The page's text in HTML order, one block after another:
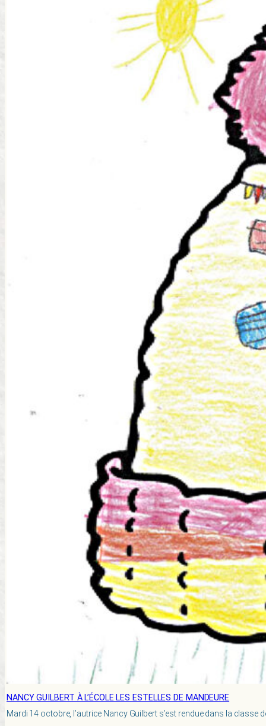
NANCY GUILBERT À L’ÉCOLE LES ESTELLES DE MANDEURE
Mardi 14 octobre, l’autrice Nancy Guilbert s’est rendue dans la classe